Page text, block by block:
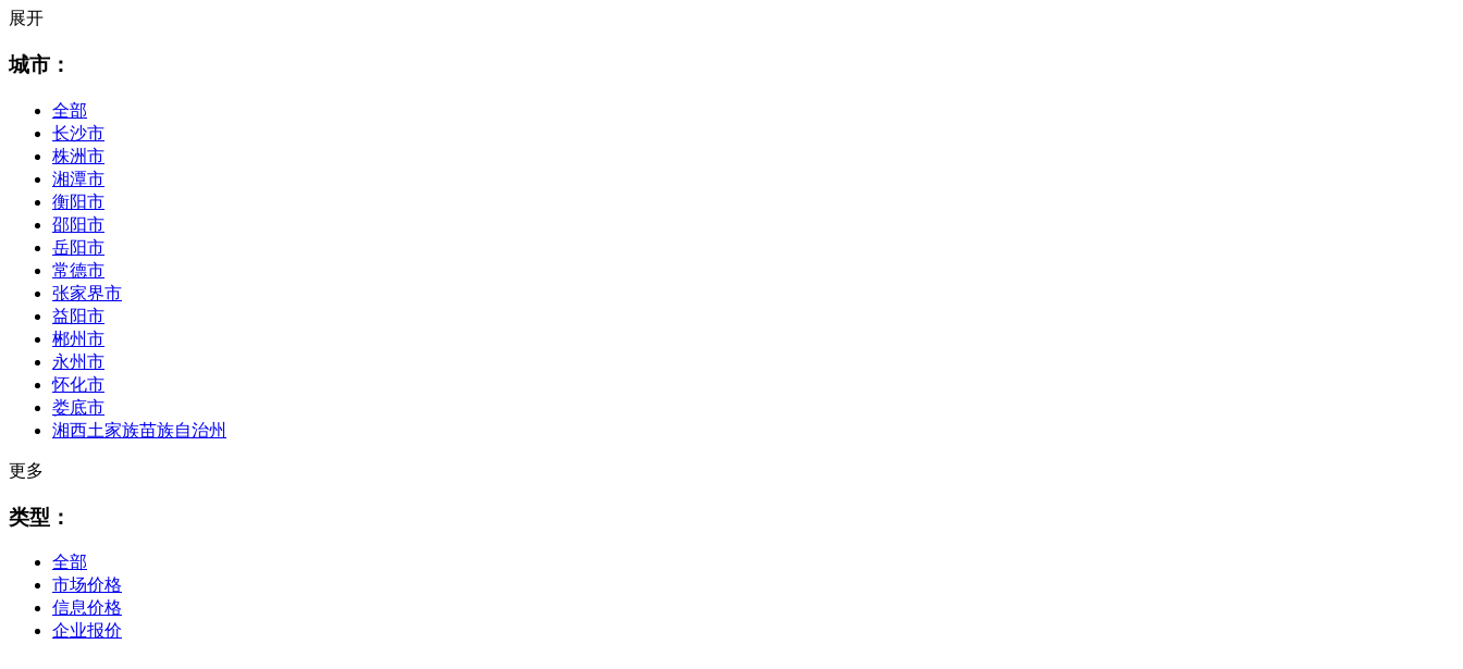
展开
城市：
全部
长沙市
株洲市
湘潭市
衡阳市
邵阳市
岳阳市
常德市
张家界市
益阳市
郴州市
永州市
怀化市
娄底市
湘西土家族苗族自治州
更多
类型：
全部
市场价格
信息价格
企业报价